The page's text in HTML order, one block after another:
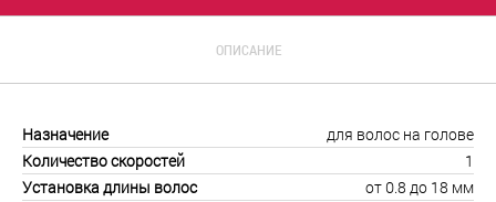
ОПИСАНИЕ
Назначение
для волос на голове
Количество скоростей
1
Установка длины волос
от 0.8 до 18 мм